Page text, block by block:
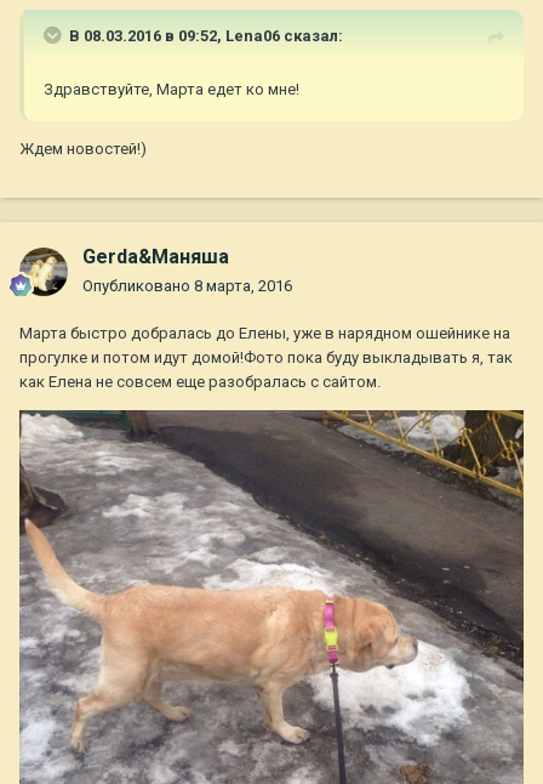
В 08.03.2016 в 09:52, Lena06 сказал:
Здравствуйте, Марта едет ко мне!
Ждем новостей!)
Gerda&Маняша
Опубликовано 8 марта, 2016
Марта быстро добралась до Елены, уже в нарядном ошейнике на
прогулке и потом идут домой!Фото пока буду выкладывать я, так
как Елена не совсем еще разобралась с сайтом.